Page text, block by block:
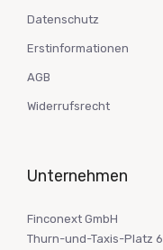
Datenschutz
Erstinformationen
AGB
Widerrufsrecht
Unternehmen
Finconext GmbH
Thurn-und-Taxis-Platz 6